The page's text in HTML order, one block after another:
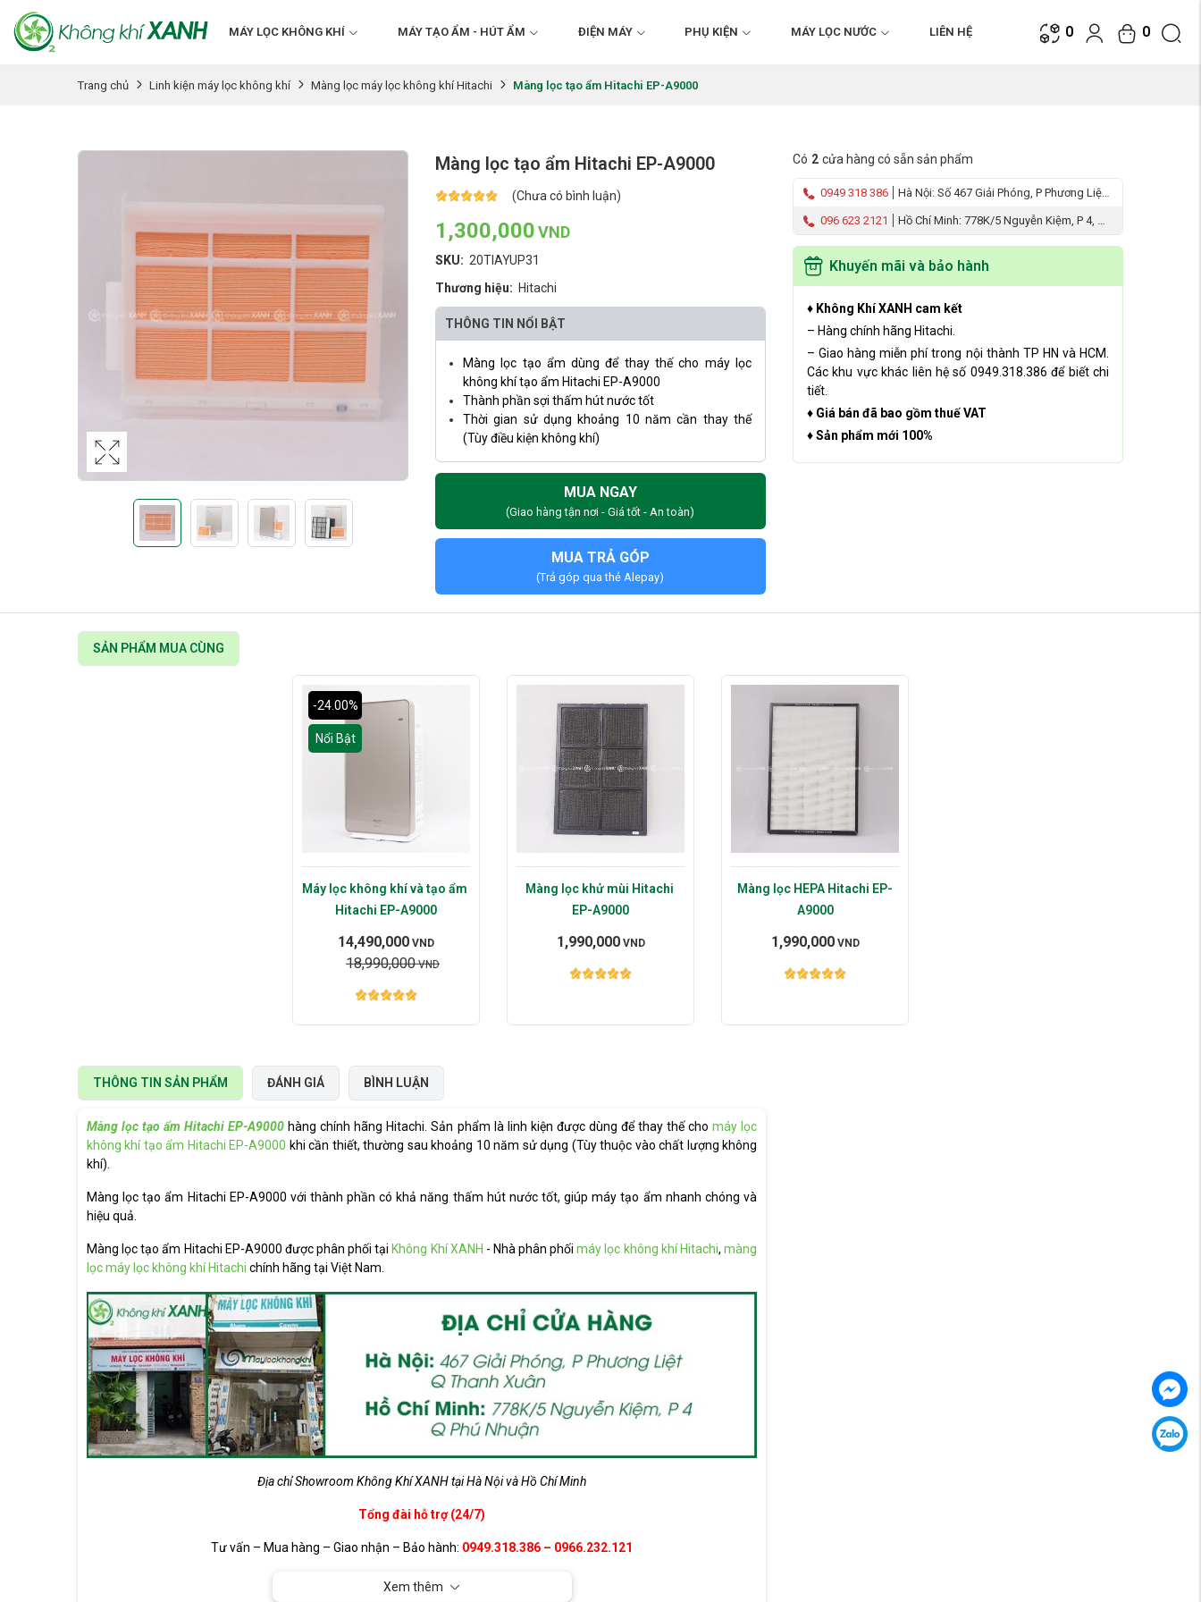
MÁY LỌC KHÔNG KHÍ MÁY TẠO ẨM - HÚT ẨM ĐIỆN MÁY PHỤ KIỆN MÁY LỌC NƯỚC LIÊN HỆ 0
0
Trang chủ Linh kiện máy lọc không khí Màng lọc máy lọc không khí Hitachi Màng lọc tạo ẩm Hitachi EP-A9000
Màng lọc tạo ẩm Hitachi EP-A9000
(Chưa có bình luận)
1,300,000VND
SKU: 20TIAYUP31
Thương hiệu: Hitachi
THÔNG TIN NỔI BẬT
Màng lọc tạo ẩm dùng để thay thế cho máy lọc
không khí tạo ẩm Hitachi EP-A9000
Thành phần sợi thấm hút nước tốt
Thời gian sử dụng khoảng 10 năm cần thay thế
(Tùy điều kiện không khí)
MUA NGAY
(Giao hàng tận nơi - Giá tốt - An toàn)
MUA TRẢ GÓP
(Trả góp qua thẻ Alepay)
Có 2 cửa hàng có sẵn sản phẩm
0949 318 386
Hà Nội: Số 467 Giải Phóng, P Phương Liệt,
Q Thanh Xuân
096 623 2121
Hồ Chí Minh: 778K/5 Nguyễn Kiệm, P 4, Q
Khuyến mãi và bảo hành
♦ Không Khí XANH cam kết
– Hàng chính hãng Hitachi.
– Giao hàng miễn phí trong nội thành TP HN và HCM.
Các khu vực khác liên hệ số 0949.318.386 để biết chi
tiết.
♦ Giá bán đã bao gồm thuế VAT
♦ Sản phẩm mới 100%
SẢN PHẨM MUA CÙNG
-24.00%
Nổi Bật
Máy lọc không khí và tạo ẩm
Hitachi EP-A9000
14,490,000 VND
18,990,000 VND
Màng lọc khử mùi Hitachi
EP-A9000
1,990,000 VND
Màng lọc HEPA Hitachi EP-
A9000
1,990,000 VND
THÔNG TIN SẢN PHẨM ĐÁNH GIÁ BÌNH LUẬN
Màng lọc tạo ẩm Hitachi EP-A9000 hàng chính hãng Hitachi. Sản phẩm là linh kiện được dùng để thay thế cho máy lọc
không khí tạo ẩm Hitachi EP-A9000 khi cần thiết, thường sau khoảng 10 năm sử dụng (Tùy thuộc vào chất lượng không
khí).
Màng lọc tạo ẩm Hitachi EP-A9000 với thành phần có khả năng thấm hút nước tốt, giúp máy tạo ẩm nhanh chóng và
hiệu quả.
Màng lọc tạo ẩm Hitachi EP-A9000 được phân phối tại Không Khí XANH - Nhà phân phốimáy lọc không khí Hitachi,màng
lọc máy lọc không khí Hitachi chính hãng tại Việt Nam.
Địa chỉ Showroom Không Khí XANH tại Hà Nội và Hồ Chí Minh
Tổng đài hỗ trợ (24/7)
Tư vấn – Mua hàng – Giao nhận – Bảo hành: 0949.318.386 – 0966.232.121
B2B, Dự án, Đại lý, Bán buôn:
Xem thêm